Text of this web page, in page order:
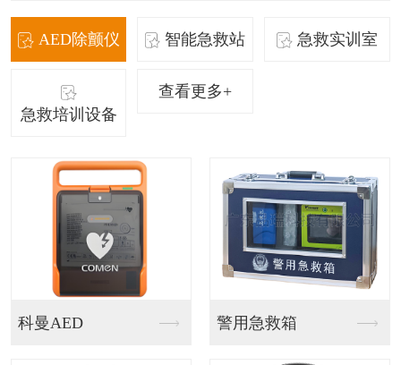
AED除颤仪 智能急救站 急救实训室
急救培训设备
查看更多+
警用急救箱 智能急救站